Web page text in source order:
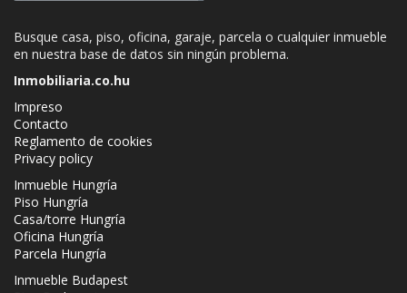
Busque casa, piso, oficina, garaje, parcela o cualquier inmueble
en nuestra base de datos sin ningún problema.
Inmobiliaria.co.hu
Impreso
Contacto
Reglamento de cookies
Privacy policy
Inmueble Hungría
Piso Hungría
Casa/torre Hungría
Oficina Hungría
Parcela Hungría
Inmueble Budapest